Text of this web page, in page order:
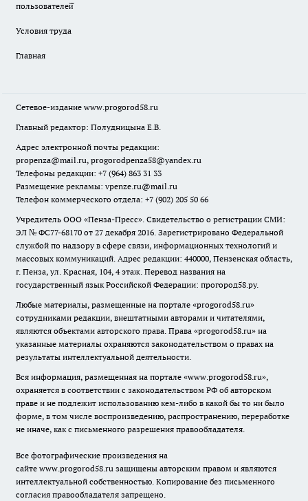
пользователей̆
Условия труда
Главная
Сетевое-издание www.progorod58.ru
Главный редактор: Полудницына Е.В.
Адрес электронной почты редакции:
propenza@mail.ru, progorodpenza58@yandex.ru
Телефоны редакции: +7 (964) 863 31 33
Размещение рекламы: vpenze.ru@mail.ru
Телефон коммерческого отдела: +7 (902) 205 50 66
Учредитель ООО «Пенза-Пресс». Свидетельство о регистрации СМИ:
ЭЛ № ФС77-68170 от 27 декабря 2016. Зарегистрировано Федеральной
службой по надзору в сфере связи, информационных технологий и
массовых коммуникаций. Адрес редакции: 440000, Пензенская область,
г. Пенза, ул. Красная, 104, 4 этаж. Перевод названия на
государственный язык Российской Федерации: прогород58.ру.
Любые материалы, размещенные на портале «progorod58.ru»
сотрудниками редакции, внештатными авторами и читателями,
являются объектами авторского права. Права «progorod58.ru» на
указанные материалы охраняются законодательством о правах на
результаты интеллектуальной деятельности.
Вся информация, размещенная на портале «www.progorod58.ru»,
охраняется в соответствии с законодательством РФ об авторском
праве и не подлежит использованию кем-либо в какой бы то ни было
форме, в том числе воспроизведению, распространению, переработке
не иначе, как с письменного разрешения правообладателя.
Все фотографические произведения на
сайте www.progorod58.ru защищены авторским правом и являются
интеллектуальной собственностью. Копирование без письменного
согласия правообладателя запрещено.